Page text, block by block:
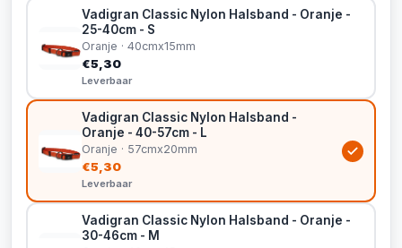
Vadigran Classic Nylon Halsband - Oranje -
25-40cm - S
Oranje · 40cmx15mm
€5,30
Leverbaar
Vadigran Classic Nylon Halsband -
Oranje - 40-57cm - L
Oranje · 57cmx20mm
€5,30
Leverbaar
Vadigran Classic Nylon Halsband - Oranje -
30-46cm - M